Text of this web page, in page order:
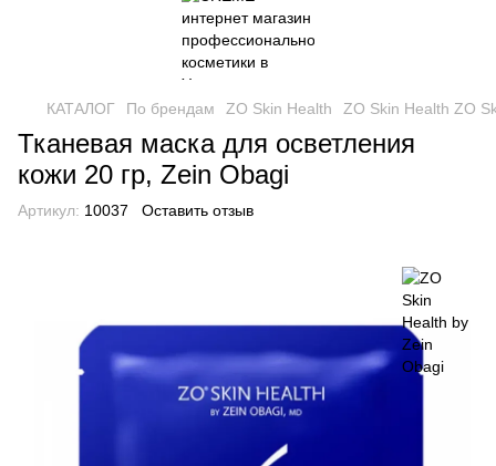
КАТАЛОГ По брендам ZO Skin Health ZO Skin Health ZO
Тканевая маска для осветления
кожи 20 гр, Zein Obagi
Артикул: 10037 Оставить отзыв